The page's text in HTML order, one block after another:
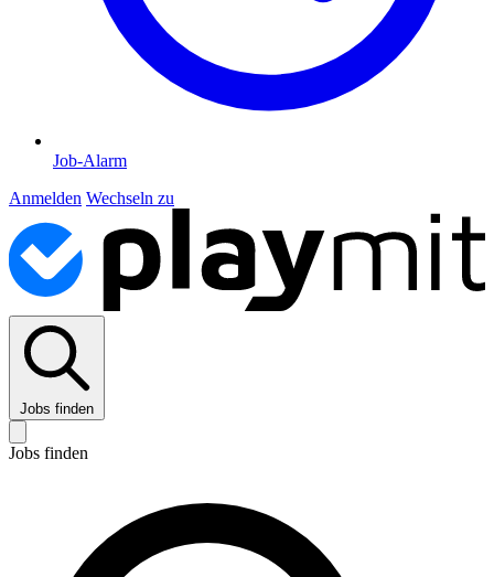
Job-Alarm
Anmelden Wechseln zu
Jobs finden
Jobs finden